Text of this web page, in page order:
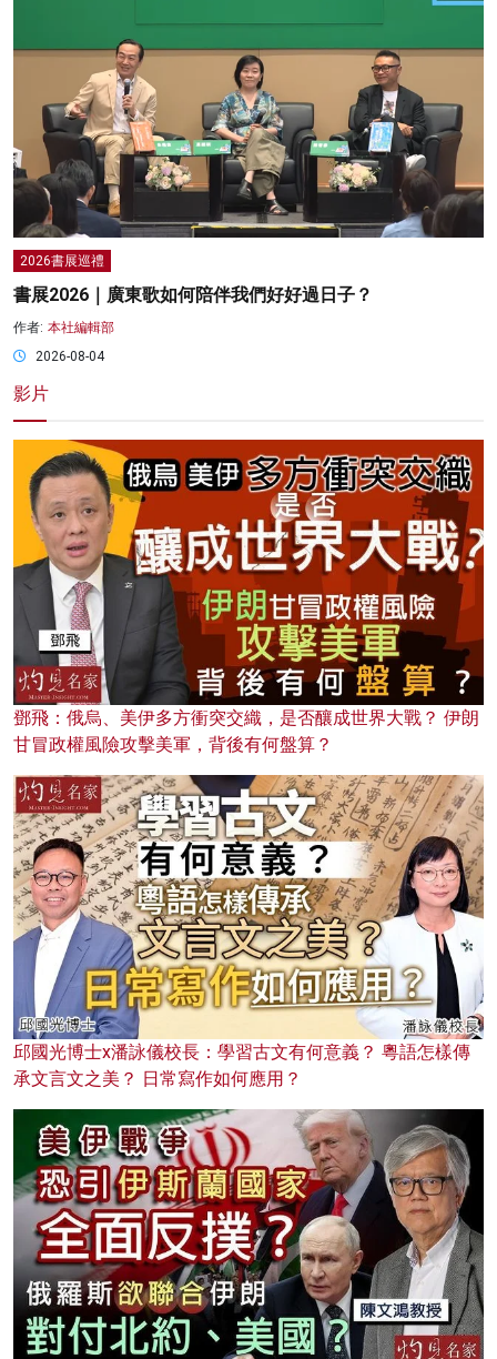
2026書展巡禮
書展2026｜廣東歌如何陪伴我們好好過日子？
作者: 本社編輯部
2026-08-04
影片
鄧飛：俄烏、美伊多方衝突交織，是否釀成世界大戰？ 伊朗
甘冒政權風險攻擊美軍，背後有何盤算？
邱國光博士x潘詠儀校長：學習古文有何意義？ 粵語怎樣傳
承文言文之美？ 日常寫作如何應用？